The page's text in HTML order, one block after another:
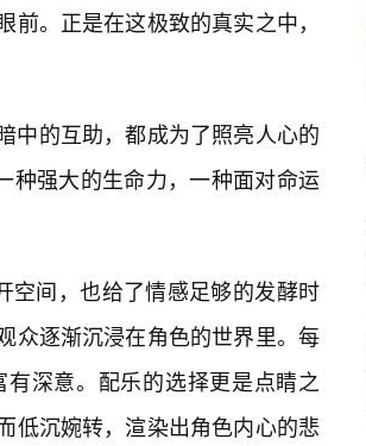
。正是在这极致的真实之中，
中的互助，都成为了照亮人心的
种强大的生命力，一种面对命运
空间，也给了情感足够的发酵时
众逐渐沉浸在角色的世界里。每
深意。配乐的选择更是点睛之
低沉婉转，渲染出角色内心的悲